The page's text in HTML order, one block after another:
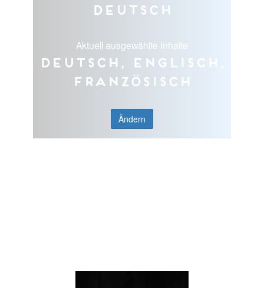
Deutsch
Aktuell ausgewählte Inhalte
Deutsch, Englisch,
Französisch
Ändern